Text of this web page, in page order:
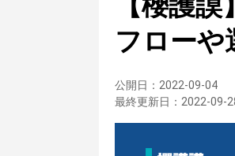
フローや
公開日： 2022-09-04
最終更新日： 2022-09-